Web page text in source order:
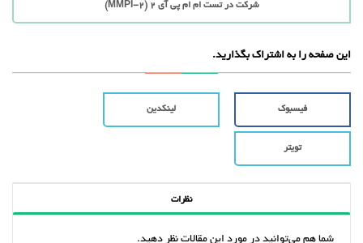
شرکت در تست ام ام پی آی 2 (MMPI-2)
این صفحه را به اشتراک بگذارید.
فیسبوک لینکدین
تویتر
نظرات
شما هم می‌توانید در مورد این مقالات نظر دهید.